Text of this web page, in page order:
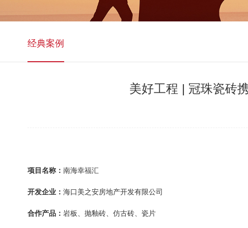
经典案例
美好工程 | 冠珠瓷砖
项目名称： 南海幸福汇
开发企业： 海口美之安房地产开发有限公司
合作产品： 岩板、抛釉砖、仿古砖、瓷片